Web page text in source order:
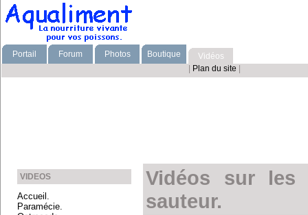
Portail Forum Photos Boutique
Vidéos
Plan du site
VIDEOS
Accueil.
Paramécie.
Vidéos sur les
sauteur.